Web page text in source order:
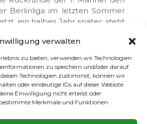
verwalten
zu bieten, verwenden wir Technologien
zu speichern und/oder darauf
Technologien zustimmst, können wir
oder eindeutige IDs auf dieser Website
Einwilligung nicht erteilst oder
Merkmale und Funktionen
Berlinliga im letzten Sommer
ein halbes Jahr später, steht
auf dem Sprung in die höchste
während Gatow II mit
das Unternehmen
angehen wird. Beides sind
für 2019, ebenso wie im
die Stärkung der
was sich die
Dabbert und Marc Mützlitz
haben.